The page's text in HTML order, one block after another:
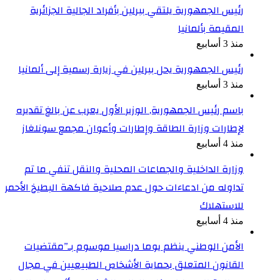
رئيس الجمهورية يلتقي ببرلين بأفراد الجالية الجزائرية
المقيمة بألمانيا
منذ 3 أسابيع
رئيس الجمهورية يحل ببرلين في زيارة رسمية إلى ألمانيا
منذ 3 أسابيع
باسم رئيس الجمهورية, الوزير الأول يعرب عن بالغ تقديره
لإطارات وزارة الطاقة وإطارات وأعوان مجمع سونلغاز
منذ 4 أسابيع
وزارة الداخلية والجماعات المحلية والنقل تنفي ما تم
تداوله من ادعاءات حول عدم صلاحية فاكهة البطيخ الأحمر
للاستهلاك
منذ 4 أسابيع
الأمن الوطني ينظم يوما دراسيا موسوم بـ”مقتضيات
القانون المتعلق بحماية الأشخاص الطبيعيين في مجال